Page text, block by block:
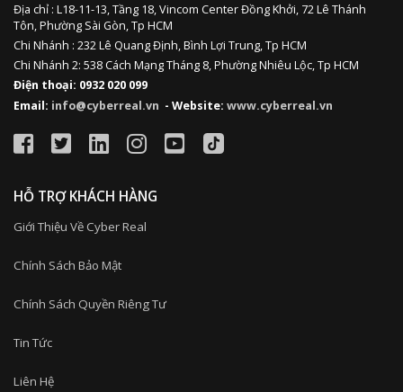
Địa chỉ : L18-11-13,Tầng 18, Vincom Center Đồng Khởi, 72 Lê Thánh
Tôn, Phường Sài Gòn, Tp HCM
Chi Nhánh : 232 Lê Quang Định,Bình Lợi Trung,Tp HCM
Chi Nhánh 2: 538 Cách Mạng Tháng 8, Phường Nhiêu Lộc, Tp HCM
Điện thoại: 0932 020 099
Email: info@cyberreal.vn - Website: www.cyberreal.vn
HỖ TRỢ KHÁCH HÀNG
Giới Thiệu Về Cyber Real
Chính Sách Bảo Mật
Chính Sách Quyền Riêng Tư
Tin Tức
Liên Hệ